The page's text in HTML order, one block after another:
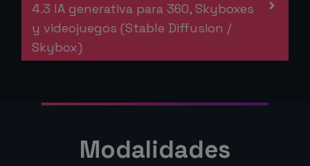
4.3 IA generativa para 360, Skyboxes
y videojuegos (Stable Diffusion /
Skybox)
Modalidades